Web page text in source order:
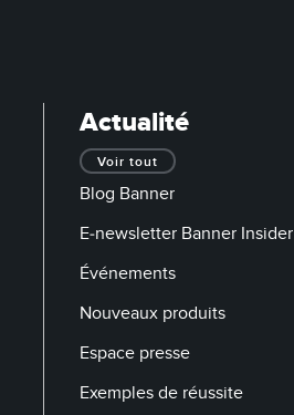
Actualité
Voir tout
Blog Banner
E-newsletter Banner Insider
Événements
Nouveaux produits
Espace presse
Exemples de réussite